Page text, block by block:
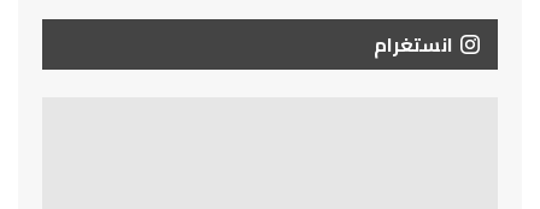
انستغرام